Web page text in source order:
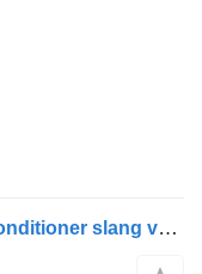
NRF R-series (01.04-) 2281943 airconditioner slang voor Scania P,G,R,T-series (2004-2017) trekker